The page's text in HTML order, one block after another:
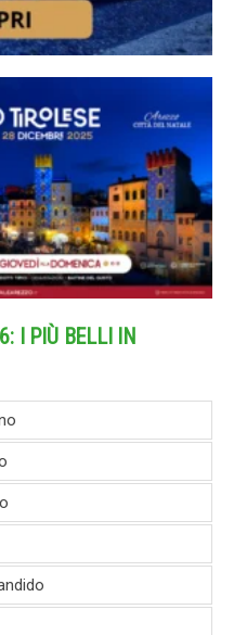
I PIÙ BELLI IN